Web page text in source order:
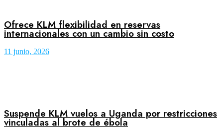
Ofrece KLM flexibilidad en reservas
internacionales con un cambio sin costo
11 junio, 2026
Suspende KLM vuelos a Uganda por restricciones
vinculadas al brote de ébola